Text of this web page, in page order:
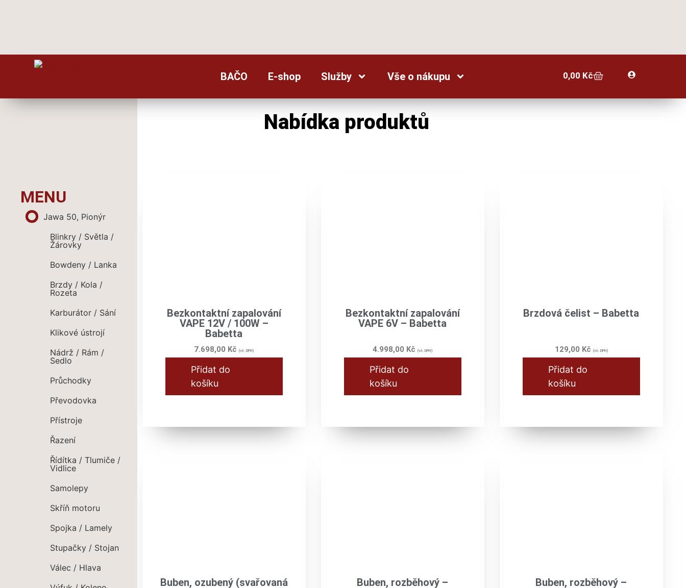
BAČO E-shop Služby Vše o nákupu 0,00 Kč
Nabídka produktů
MENU
Jawa 50, Pionýr
Blinkry / Světla /
Žárovky
Bowdeny / Lanka
Brzdy / Kola /
Rozeta
Karburátor / Sání
Klikové ústrojí
Nádrž / Rám /
Sedlo
Průchodky
Převodovka
Přístroje
Řazení
Řídítka / Tlumiče /
Vidlice
Samolepy
Skříň motoru
Spojka / Lamely
Stupačky / Stojan
Válec / Hlava
Bezkontaktní zapalování
VAPE 12V / 100W –
Babetta
7.698,00 Kč (vč. DPH)
Přidat do
košíku
Bezkontaktní zapalování
VAPE 6V – Babetta
4.998,00 Kč (vč. DPH)
Přidat do
košíku
Brzdová čelist – Babetta
129,00 Kč (vč. DPH)
Přidat do
košíku
Buben, ozubený (svařovaná
Buben, rozběhový –
Buben, rozběhový –